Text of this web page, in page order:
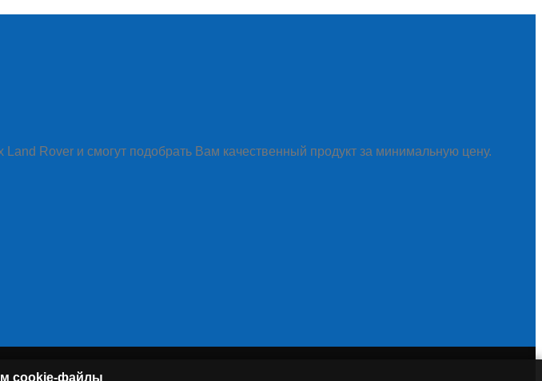
cookie-файлы
Rover и смогут подобрать Вам качественный продукт за минимальную цену.